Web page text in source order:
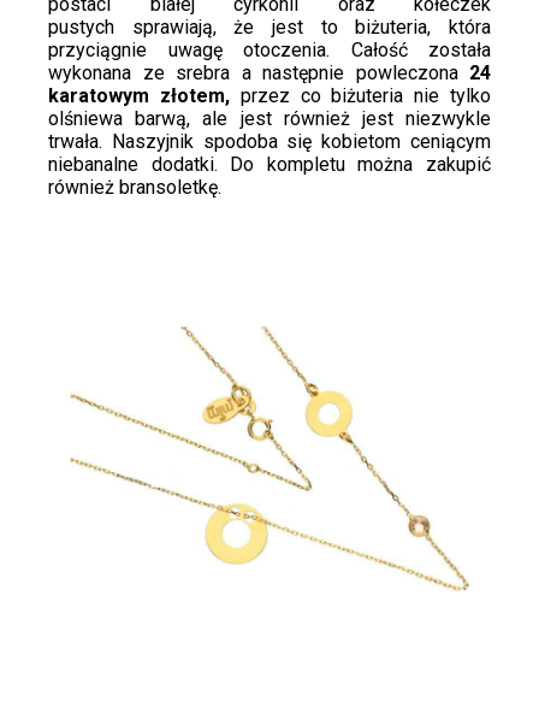
pustych sprawiają, że jest to biżuteria, która
przyciągnie uwagę otoczenia. Całość została
wykonana ze srebra a następnie powleczona 24
karatowym złotem,przez co biżuteria nie tylko
olśniewa barwą, ale jest również jest niezwykle
trwała. Naszyjnik spodoba się kobietom ceniącym
niebanalne dodatki. Do kompletu można zakupić
również bransoletkę.